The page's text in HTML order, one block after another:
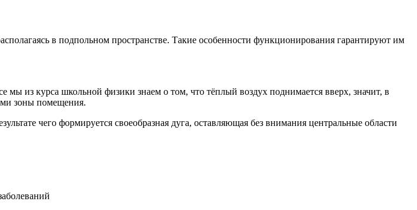
в подпольном пространстве. Такие особенности функционирования гарантируют им
мы из курса школьной физики знаем о том, что тёплый воздух поднимается вверх, значит, в
зоны помещения.
чего формируется своеобразная дуга, оставляющая без внимания центральные области